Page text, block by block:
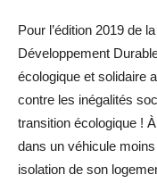
Pour l’édition 2019 de
Développement
écologique et solidaire
contre les inégalités
transition écologique !
dans un véhicule
isolation de son